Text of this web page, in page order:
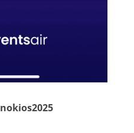
nokios2025